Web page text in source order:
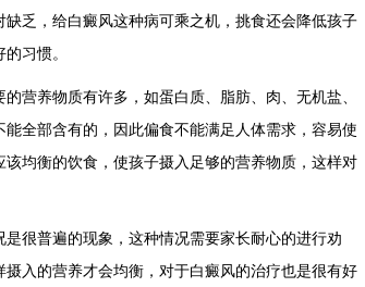
乏，给白癜风这种病可乘之机，挑食还会降低孩子
习惯。
养物质有许多，如蛋白质、脂肪、肉、无机盐、
全部含有的，因此偏食不能满足人体需求，容易使
均衡的饮食，使孩子摄入足够的营养物质，这样对
是很普遍的现象，这种情况需要家长耐心的进行劝
入的营养才会均衡，对于白癜风的治疗也是很有好